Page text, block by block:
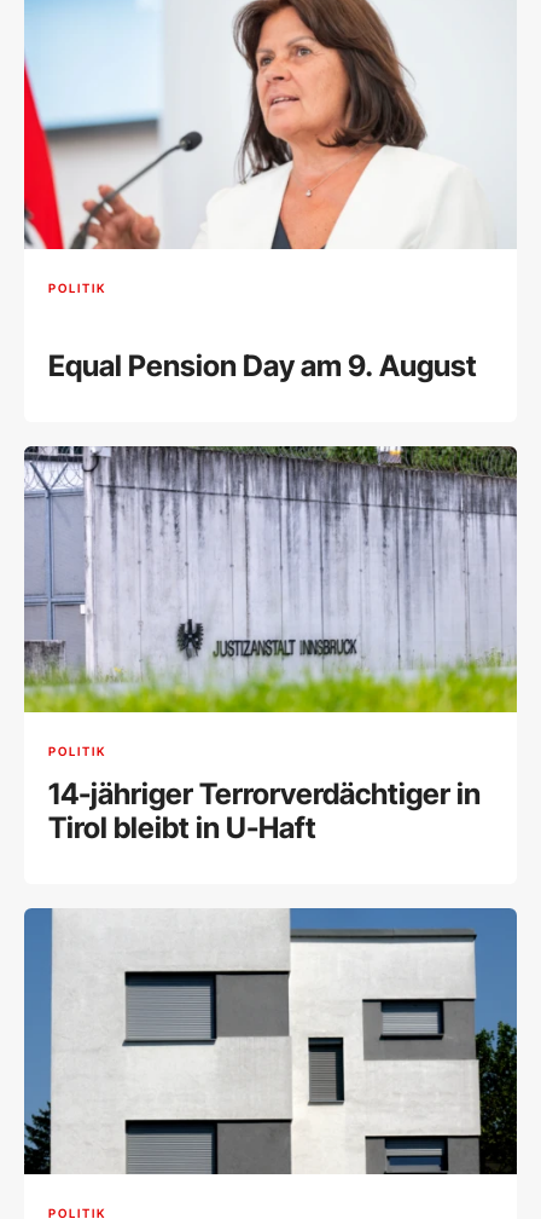
POLITIK
Equal Pension Day am 9. August
POLITIK
14-jähriger Terrorverdächtiger in
Tirol bleibt in U-Haft
POLITIK